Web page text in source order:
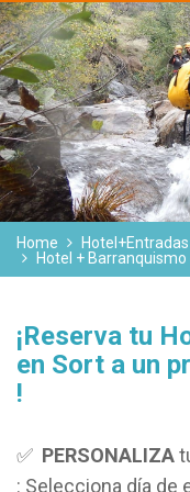
Home
Hotel+Entradas
Hotel +
¡Reserva tu
en Sort a un
!
✅ PERSONALIZA
: Selecciona día de